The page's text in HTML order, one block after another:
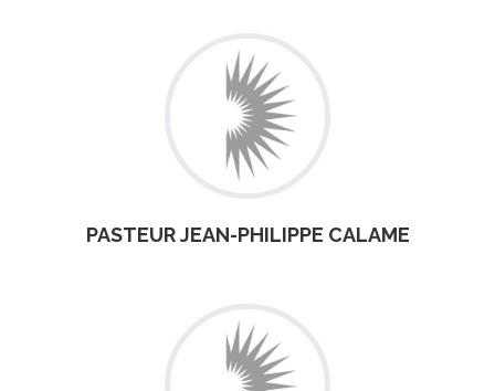
PASTEUR JEAN-PHILIPPE CALAME